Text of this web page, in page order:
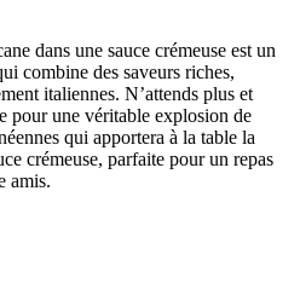
dans une sauce crémeuse est un
combine des saveurs riches,
italiennes. N’attends plus et
pour une véritable explosion de
qui apportera à la table la
crémeuse, parfaite pour un repas
amis.